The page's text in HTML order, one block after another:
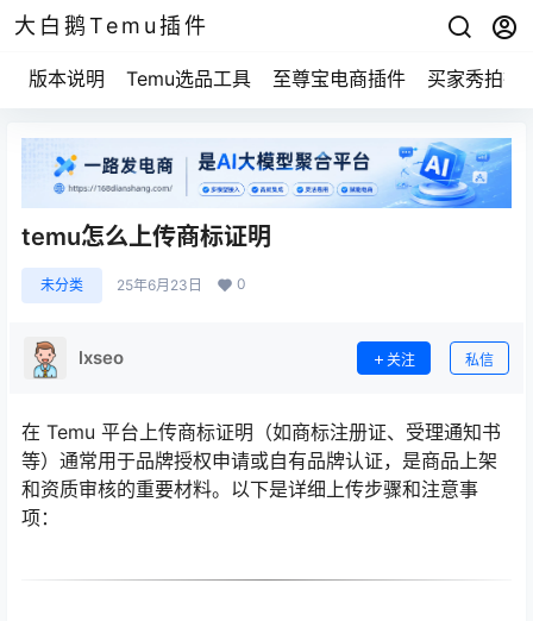
大白鹅Temu插件
版本说明 Temu选品工具 至尊宝电商插件 买家秀拍摄
temu怎么上传商标证明
未分类 25年6月23日 0
lxseo 关注 私信
在 Temu 平台上传商标证明（如商标注册证、受理通知书
等）通常用于品牌授权申请或自有品牌认证，是商品上架
和资质审核的重要材料。以下是详细上传步骤和注意事
项：